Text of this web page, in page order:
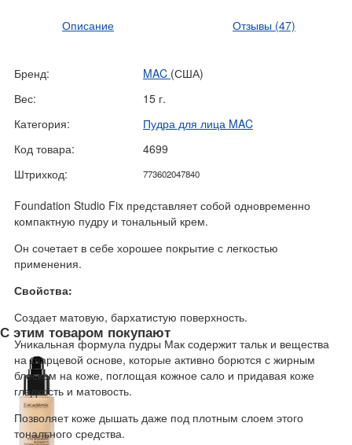
Описание Отзывы (47)
Бренд: MAC (США)
Вес:
15 г.
Категория:
Пудра для лица MAC
Код товара:
4699
Штрихкод:
773602047840
Foundation Studio Fix представляет собой одновременно
компактную пудру и тональный крем.
Он сочетает в себе хорошее покрытие с легкостью
применения.
Свойства:
Создает матовую, бархатистую поверхность.
Уникальная формула пудры Мак содержит тальк и вещества
на кварцевой основе, которые активно борются с жирным
блеском на коже, поглощая кожное сало и придавая коже
гладкость и матовость.
Позволяет коже дышать даже под плотным слоем этого
тонального средства.
С этим товаром покупают